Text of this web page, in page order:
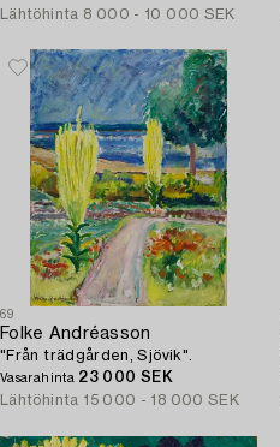
Lähtöhinta 8 000 - 10 000 SEK
69
Folke Andréasson
"Från trädgården, Sjövik".
Vasarahinta 23 000 SEK
Lähtöhinta 15 000 - 18 000 SEK